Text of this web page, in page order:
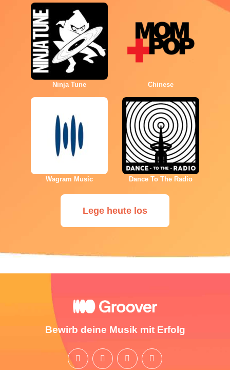
Ninja Tune Chinese
Wagram Music Dance To The Radio
Lege heute los
Bewirb deine Musik mit Erfolg